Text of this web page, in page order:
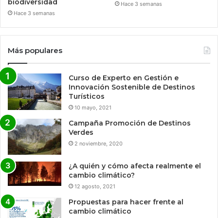
biodiversidad
Hace 3 semanas
Hace 3 semanas
Más populares
Curso de Experto en Gestión e
Innovación Sostenible de Destinos
Turísticos
10 mayo, 2021
Campaña Promoción de Destinos
Verdes
2 noviembre, 2020
¿A quién y cómo afecta realmente el
cambio climático?
12 agosto, 2021
Propuestas para hacer frente al
cambio climático